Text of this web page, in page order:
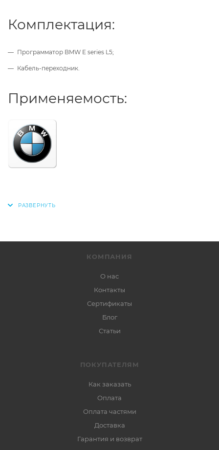
Комплектация:
Программатор BMW E series L5;
Кабель-переходник.
Применяемость:
КОМПАНИЯ
О нас
Контакты
Сертификаты
Блог
Статьи
ПОКУПАТЕЛЯМ
Как заказать
Оплата
Оплата частями
Доставка
Гарантия и возврат